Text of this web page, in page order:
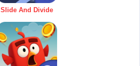
Slide And Divide